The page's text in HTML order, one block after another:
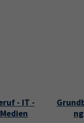
- IT -
Medien
ng